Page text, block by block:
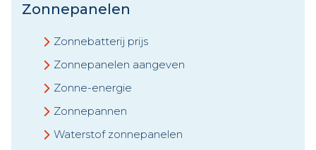
Zonnepanelen
Zonnebatterij prijs
Zonnepanelen aangeven
Zonne-energie
Zonnepannen
Waterstof zonnepanelen